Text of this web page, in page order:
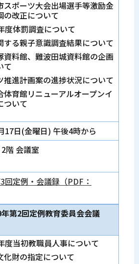
スポーツ大会出場選手等激励金
の改正について
度体罰調査について
する親子意識調査結果について
資料館、難波田城資料館の企画
て
推進計画案の進捗状況について
体育館リニューアルオープンイ
ついて
17日(金曜日) 午後4時から
階 会議室
回定例・会議録（PDF：
第2回定例教育委員会会議
度当初教職員人事について
化財の指定について